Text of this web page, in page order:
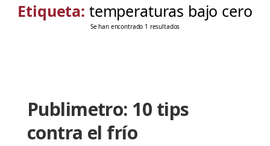
Etiqueta: temperaturas bajo cero
Se han encontrado 1 resultados
Publimetro: 10 tips
contra el frío